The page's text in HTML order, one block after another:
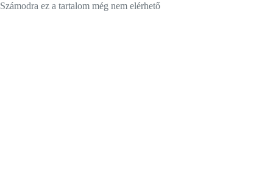
Számodra ez a tartalom még nem elérhető